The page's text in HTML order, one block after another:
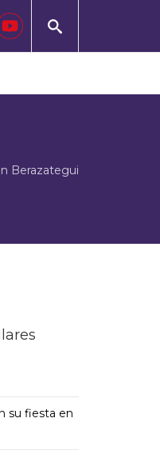
Berazategui
su fiesta en